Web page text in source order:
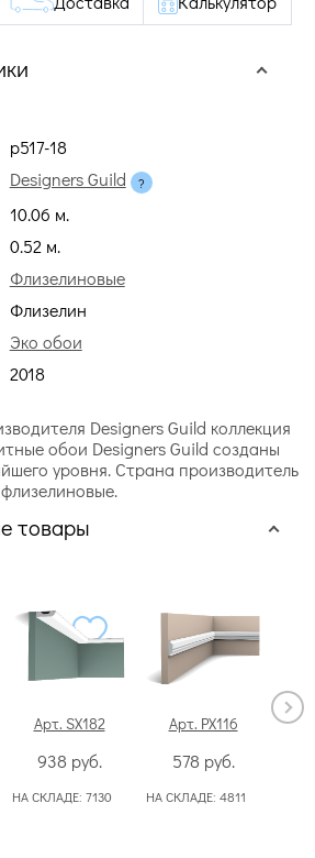
p517-18
Designers Guild
10.06 м.
0.52 м.
Флизелиновые
Флизелин
Эко обои
2018
Designers Guild коллекция
обои Designers Guild созданы
уровня. Страна производитель
товары
Арт. SX182
938 руб.
НА СКЛАДЕ: 7130
Арт. PX116
578 руб.
НА СКЛАДЕ: 4811